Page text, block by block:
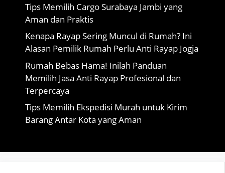
Tips Memilih Cargo Surabaya Jambi yang
Aman dan Praktis
Kenapa Rayap Sering Muncul di Rumah? Ini
Alasan Pemilik Rumah Perlu Anti Rayap Jogja
Rumah Bebas Hama! Inilah Panduan
Memilih Jasa Anti Rayap Profesional dan
Terpercaya
Tips Memilih Ekspedisi Murah untuk Kirim
Barang Antar Kota yang Aman